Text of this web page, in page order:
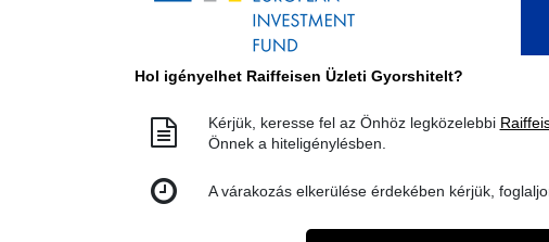
Hol igényelhet Raiffeisen Üzleti Gyorshitelt?
Kérjük, keresse fel az Önhöz legközelebbi
Önnek a hiteligénylésben.
A várakozás elkerülése érdekében kérjük,